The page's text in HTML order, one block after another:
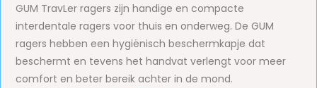
GUM TravLer ragers zijn handige en compacte
interdentale ragers voor thuis en onderweg. De GUM
ragers hebben een hygiënisch beschermkapje dat
beschermt en tevens het handvat verlengt voor meer
comfort en beter bereik achter in de mond.